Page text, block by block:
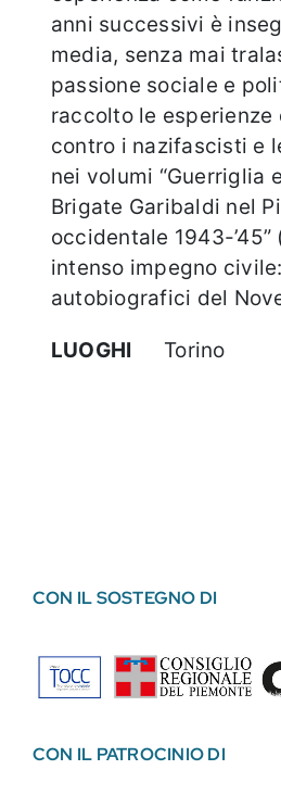
anni successivi è
media, senza mai
passione sociale e
raccolto le esperienze
contro i nazifascisti e
nei volumi “Guerriglia
Brigate Garibaldi nel
occidentale 1943-’45”
intenso impegno
autobiografici del
LUOGHI Torino
CON IL SOSTEGNO DI
CON IL PATROCINIO DI